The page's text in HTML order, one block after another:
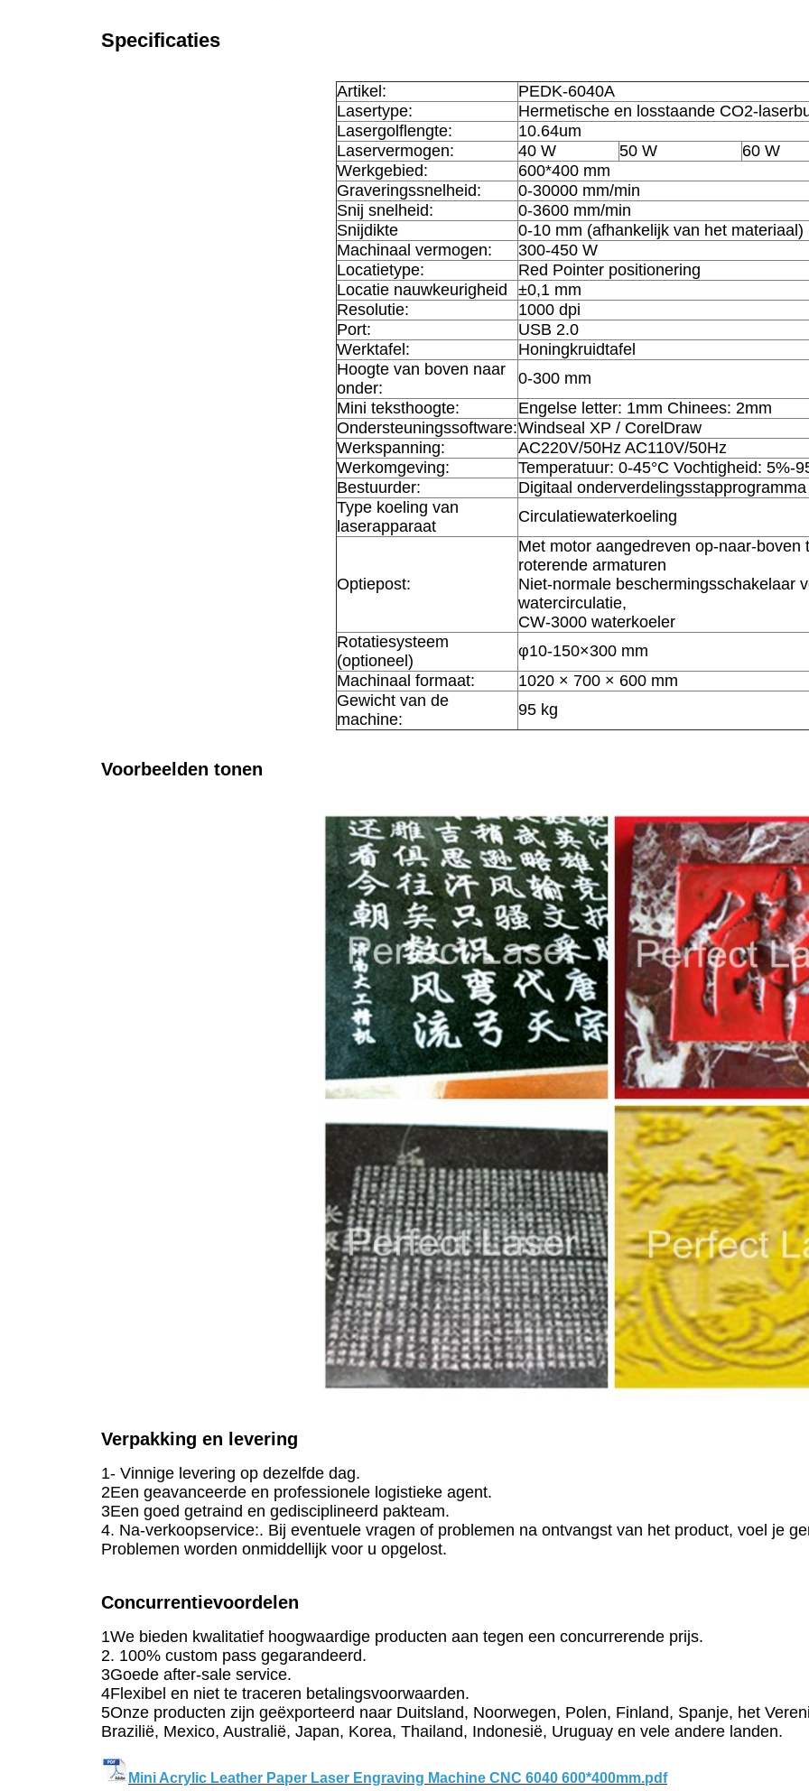
Specificaties
Artikel:
PEDK-6040A
Lasertype:
Hermetische en losstaande CO2-
Lasergolflengte:
10.64um
Laservermogen:
40 W 50 W
60 W
Werkgebied:
600*400 mm
Graveringssnelheid:
0-30000 mm/min
Snij snelheid:
0-3600 mm/min
Snijdikte
0-10 mm (afhankelijk van het materiaal)
Machinaal vermogen:
300-450 W
Locatietype:
Red Pointer positionering
Locatie nauwkeurigheid
±0,1 mm
Resolutie:
1000 dpi
Port:
USB 2.0
Werktafel:
Honingkruidtafel
Hoogte van boven naar
onder:
0-300 mm
Mini teksthoogte:
Engelse letter: 1mm Chinees: 2mm
Ondersteuningssoftware:Windseal XP / CorelDraw
Werkspanning:
AC220V/50Hz AC110V/50Hz
Werkomgeving:
Temperatuur: 0-45°C Vochtigheid: 5%-
Bestuurder:
Digitaal onderverdelingsstapprogramma
Type koeling van
laserapparaat
Circulatiewaterkoeling
Optiepost:
Met motor aangedreven op-naar-boven
roterende armaturen
Niet-normale beschermingsschakelaar
watercirculatie,
CW-3000 waterkoeler
Rotatiesysteem
(optioneel)
φ10-150×300 mm
Machinaal formaat:
1020 × 700 × 600 mm
Gewicht van de
machine:
95 kg
Voorbeelden tonen
Verpakking en levering
1- Vinnige levering op dezelfde dag.
2Een geavanceerde en professionele logistieke agent.
3Een goed getraind en gedisciplineerd pakteam.
4. Na-verkoopservice:. Bij eventuele vragen of problemen na ontvangst van het product, voel je
Problemen worden onmiddellijk voor u opgelost.
Concurrentievoordelen
1We bieden kwalitatief hoogwaardige producten aan tegen een concurrerende prijs.
2. 100% custom pass gegarandeerd.
3Goede after-sale service.
4Flexibel en niet te traceren betalingsvoorwaarden.
5Onze producten zijn geëxporteerd naar Duitsland, Noorwegen, Polen, Finland, Spanje, het
Brazilië, Mexico, Australië, Japan, Korea, Thailand, Indonesië, Uruguay en vele andere landen.
Mini Acrylic Leather Paper Laser Engraving Machine CNC 6040 600*400mm.pdf